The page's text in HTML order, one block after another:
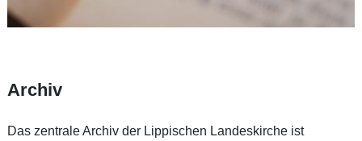
Archiv
Das zentrale Archiv der Lippischen Landeskirche ist